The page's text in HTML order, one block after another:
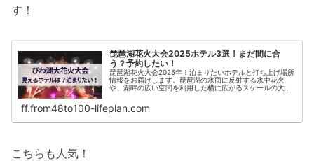
す！
琵琶湖花火大会2025ホテル3選！まだ間に合
う？予約したい！
琵琶湖花火大会2025年！泊まりたいホテルと打ち上げ場所
情報をお届けします。琵琶湖の水面に反射する水中花火
や、湖畔の広い空間を利用した横に広がるスケールの大き
年8月８日(木) 19：3...
ff.from48to100-lifeplan.com
こちらも人気！